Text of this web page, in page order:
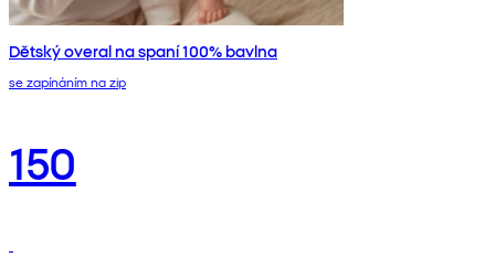
Dětský overal na spaní 100% bavlna
se zapínáním na zip
150